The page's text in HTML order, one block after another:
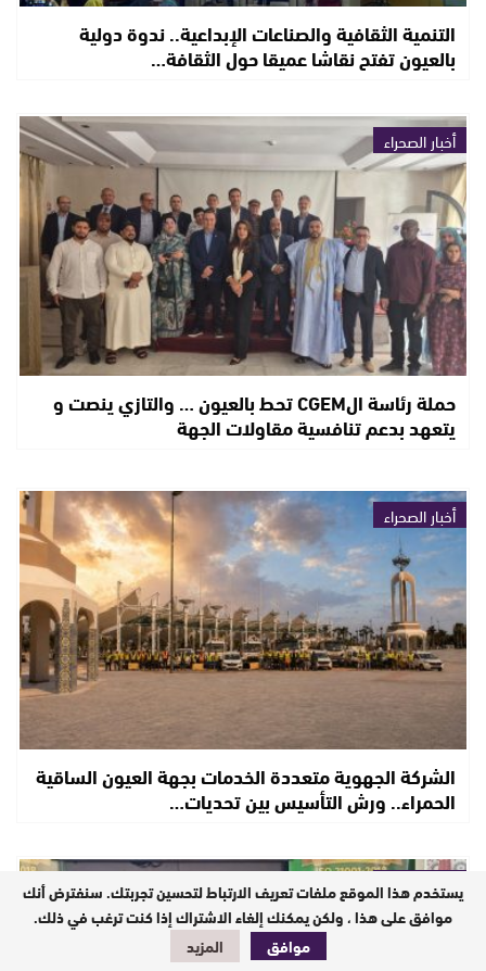
التنمية الثقافية والصناعات الإبداعية.. ندوة دولية
بالعيون تفتح نقاشا عميقا حول الثقافة…
أخبار الصحراء
حملة رئاسة الCGEM تحط بالعيون … والتازي ينصت و
يتعهد بدعم تنافسية مقاولات الجهة
أخبار الصحراء
الشركة الجهوية متعددة الخدمات بجهة العيون الساقية
الحمراء.. ورش التأسيس بين تحديات…
أخبار الصحراء
يستخدم هذا الموقع ملفات تعريف الارتباط لتحسين تجربتك. سنفترض أنك
موافق على هذا ، ولكن يمكنك إلغاء الاشتراك إذا كنت ترغب في ذلك.
موافق
المزيد